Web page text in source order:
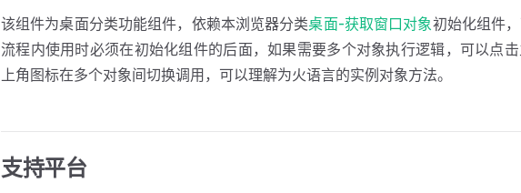
该组件为桌面分类功能组件，依赖本浏览器分类桌面-获取窗口对象初始化组件
流程内使用时必须在初始化组件的后面，如果需要多个对象执行逻辑，可以点
上角图标在多个对象间切换调用，可以理解为火语言的实例对象方法。
支持平台